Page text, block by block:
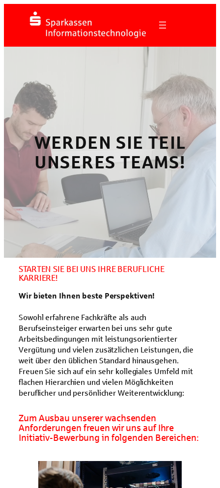
WERDEN SIE TEIL
UNSERES TEAMS!
STARTEN SIE BEI UNS IHRE BERUFLICHE
KARRIERE!
Wir bieten Ihnen beste Perspektiven!
Sowohl erfahrene Fachkräfte als auch
Berufseinsteiger erwarten bei uns sehr gute
Arbeitsbedingungen mit leistungsorientierter
Vergütung und vielen zusätzlichen Leistungen, die
weit über den üblichen Standard hinausgehen.
Freuen Sie sich auf ein sehr kollegiales Umfeld mit
flachen Hierarchien und vielen Möglichkeiten
beruflicher und persönlicher Weiterentwicklung:
Zum Ausbau unserer wachsenden
Anforderungen freuen wir uns auf Ihre
Initiativ-Bewerbung in folgenden Bereichen: